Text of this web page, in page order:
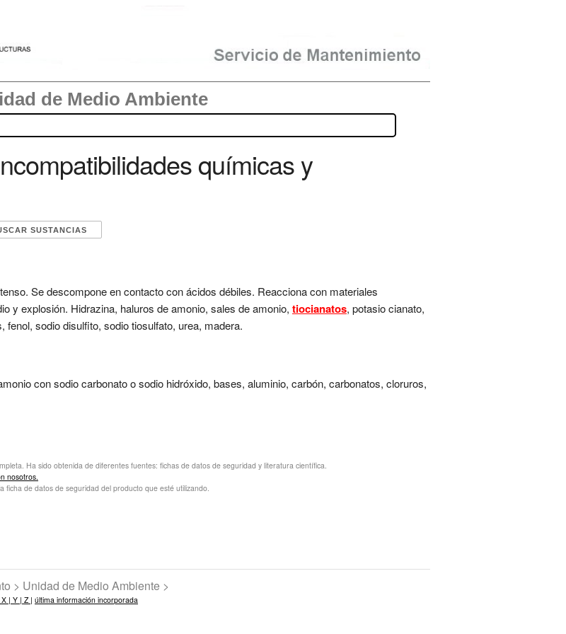
de Medio Ambiente
químicas y
Se descompone en contacto con ácidos débiles. Reacciona con materiales
y explosión. Hidrazina, haluros de amonio, sales de amonio, tiocianatos, potasio cianato,
sodio disulfito, sodio tiosulfato, urea, madera.
con sodio carbonato o sodio hidróxido, bases, aluminio, carbón, carbonatos, cloruros,
Ha sido obtenida de diferentes fuentes: fichas de datos de seguridad y literatura científica.
nosotros.
de datos de seguridad del producto que esté utilizando.
> Unidad de Medio Ambiente >
X | Y | Z | última información incorporada